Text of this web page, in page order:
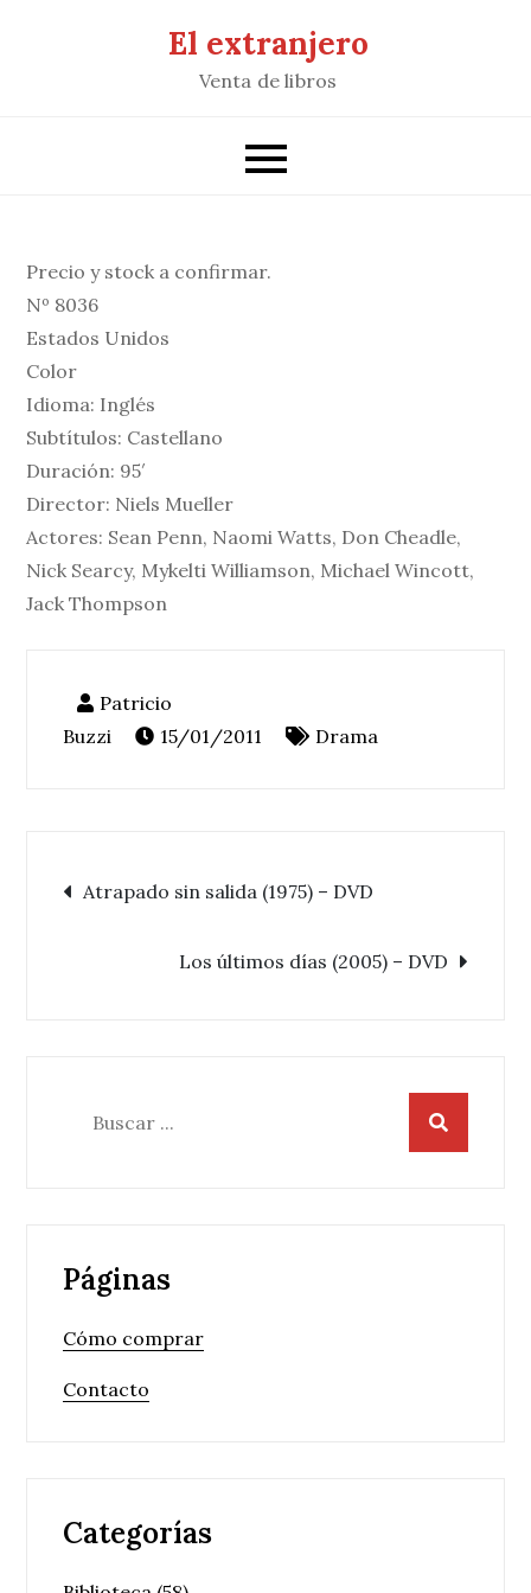
El extranjero
Venta de libros
Precio y stock a confirmar.
Nº 8036
Estados Unidos
Color
Idioma: Inglés
Subtítulos: Castellano
Duración: 95′
Director: Niels Mueller
Actores: Sean Penn, Naomi Watts, Don Cheadle,
Nick Searcy, Mykelti Williamson, Michael Wincott,
Jack Thompson
15/01/2011 Drama
Navegación
Atrapado sin salida (1975) – DVD
Los últimos días (2005) – DVD
Páginas
Cómo comprar
Contacto
Categorías